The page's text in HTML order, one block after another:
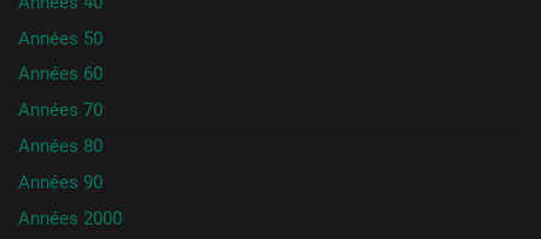
Années 50
Années 60
Années 70
Années 80
Années 90
Années 2000